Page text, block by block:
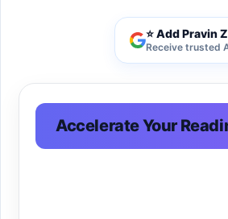
⭐ Add Pravin
Receive trusted
Accelerate Your